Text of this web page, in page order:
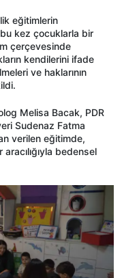
eğitimlerin
kez çocuklarla bir
çerçevesinde
kendilerini ifade
ve haklarının
Melisa Bacak, PDR
Sudenaz Fatma
verilen eğitimde,
bedensel